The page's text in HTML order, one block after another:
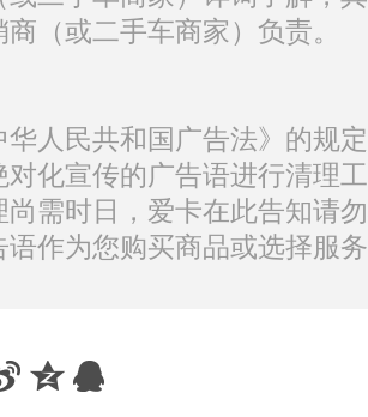
（或二手车商家）负责。
华人民共和国广告法》的规
对化宣传的广告语进行清理
尚需时日，爱卡在此告知请
语作为您购买商品或选择服